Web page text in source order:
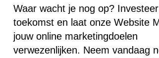
Waar wacht je nog op?
toekomst en laat onze Website
jouw online marketingdoelen
verwezenlijken. Neem vandaag